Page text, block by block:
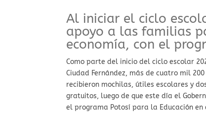
Al iniciar el ciclo
apoyo a las familias
economía, con el
Como parte del inicio del ciclo escolar
Ciudad Fernández, más de cuatro mil
recibieron mochilas, útiles escolares y
gratuitos, luego de que este día el
el programa Potosí para la Educación